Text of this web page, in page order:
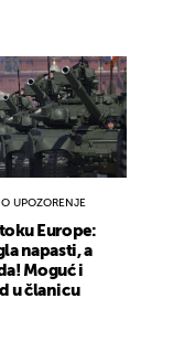
UPOZORENJE
Europe:
napasti, a
Moguć i
u članicu